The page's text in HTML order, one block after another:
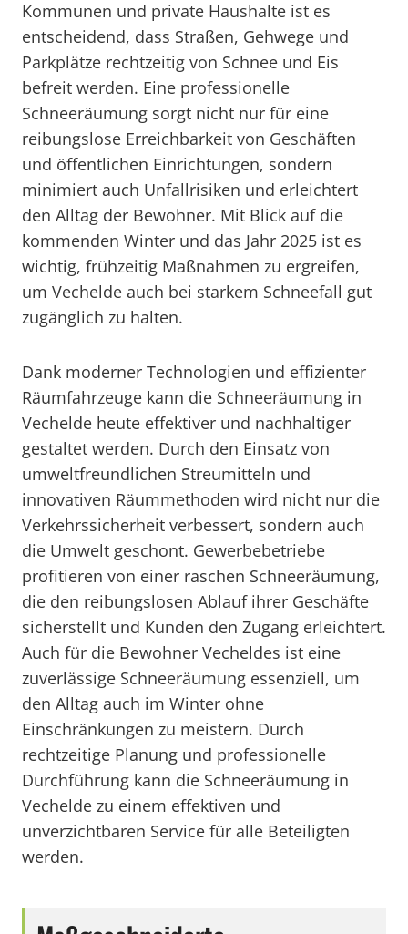
Kommunen und private Haushalte ist es
entscheidend, dass Straßen, Gehwege und
Parkplätze rechtzeitig von Schnee und Eis
befreit werden. Eine professionelle
Schneeräumung sorgt nicht nur für eine
reibungslose Erreichbarkeit von Geschäften
und öffentlichen Einrichtungen, sondern
minimiert auch Unfallrisiken und erleichtert
den Alltag der Bewohner. Mit Blick auf die
kommenden Winter und das Jahr 2025 ist es
wichtig, frühzeitig Maßnahmen zu ergreifen,
um Vechelde auch bei starkem Schneefall gut
zugänglich zu halten.
Dank moderner Technologien und effizienter
Räumfahrzeuge kann die Schneeräumung in
Vechelde heute effektiver und nachhaltiger
gestaltet werden. Durch den Einsatz von
umweltfreundlichen Streumitteln und
innovativen Räummethoden wird nicht nur die
Verkehrssicherheit verbessert, sondern auch
die Umwelt geschont. Gewerbebetriebe
profitieren von einer raschen Schneeräumung,
die den reibungslosen Ablauf ihrer Geschäfte
sicherstellt und Kunden den Zugang erleichtert.
Auch für die Bewohner Vecheldes ist eine
zuverlässige Schneeräumung essenziell, um
den Alltag auch im Winter ohne
Einschränkungen zu meistern. Durch
rechtzeitige Planung und professionelle
Durchführung kann die Schneeräumung in
Vechelde zu einem effektiven und
unverzichtbaren Service für alle Beteiligten
werden.